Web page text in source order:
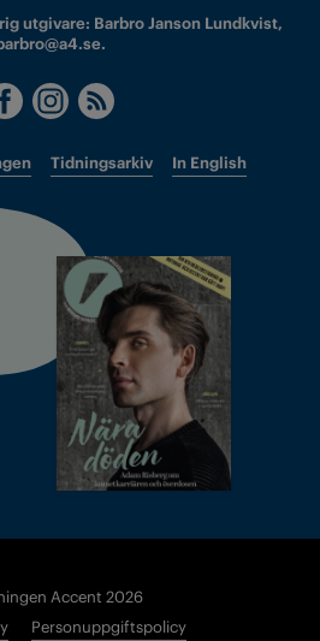
utgivare: Barbro Janson Lundkvist,
Tidningsarkiv In English
Accent 2026
Personuppgiftspolicy